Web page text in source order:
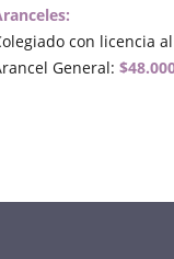
con licencia
General: